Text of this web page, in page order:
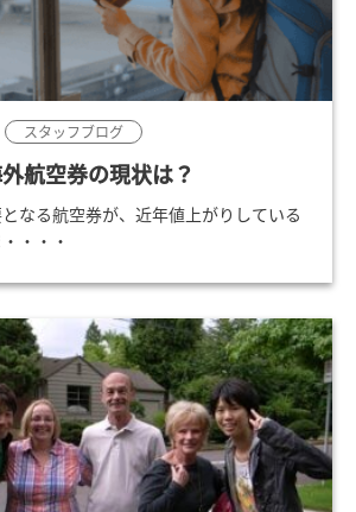
スタッフブログ
航空券の現状は？
となる航空券が、近年値上がりしている
・・・